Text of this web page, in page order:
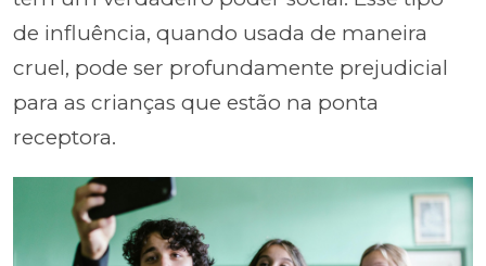
de influência, quando usada de maneira
cruel, pode ser profundamente prejudicial
para as crianças que estão na ponta
receptora.